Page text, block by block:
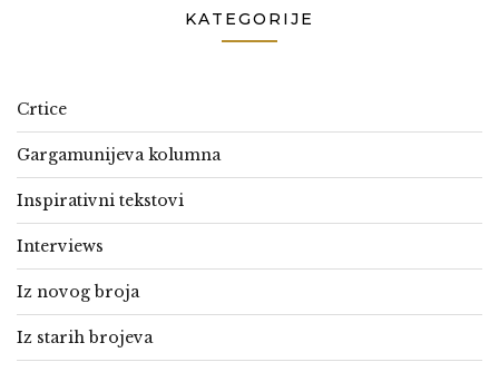
KATEGORIJE
Crtice
Gargamunijeva kolumna
Inspirativni tekstovi
Interviews
Iz novog broja
Iz starih brojeva